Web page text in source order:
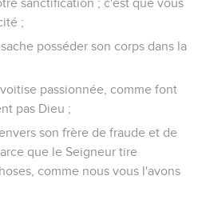
en réalité vous le faites.
et salutations
qui vous dirigent dans le
à cause de leur
vous.
avertissez ceux qui vivent